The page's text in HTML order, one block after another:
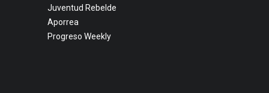
Juventud Rebelde
Aporrea
Progreso Weekly